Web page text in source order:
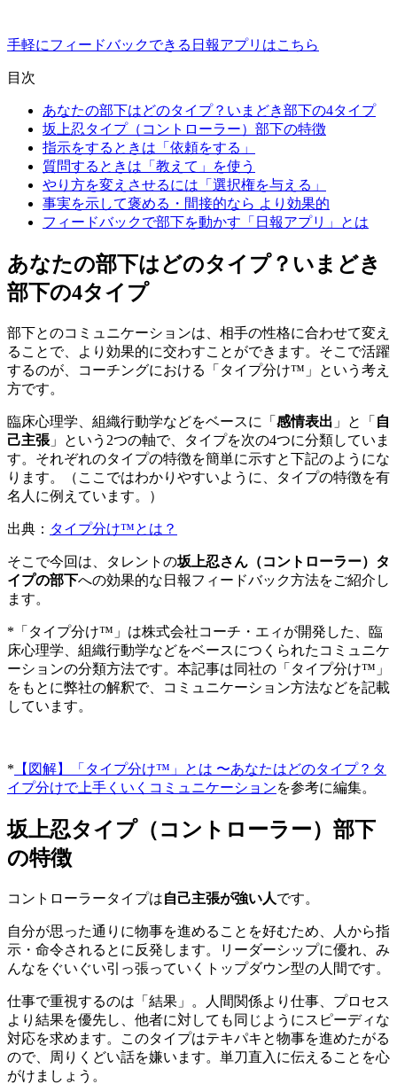
手軽にフィードバックできる日報アプリはこちら
目次
あなたの部下はどのタイプ？いまどき部下の4タイプ
坂上忍タイプ（コントローラー）部下の特徴
指示をするときは「依頼をする」
質問するときは「教えて」を使う
やり方を変えさせるには「選択権を与える」
事実を示して褒める・間接的なら より効果的
フィードバックで部下を動かす「日報アプリ」とは
あなたの部下はどのタイプ？ いまどき
部下の4タイプ
部下とのコミュニケーションは、相手の性格に合わせて変え
ることで、より効果的に交わすことができます。そこで活躍
するのが、コーチングにおける「タイプ分け™」という考え
方です。
臨床心理学、組織行動学などをベースに「 感情表出 」と「 自
己主張 」という2つの軸で、タイプを次の4つに分類していま
す。それぞれのタイプの特徴を簡単に示すと下記のようにな
ります。（ここではわかりやすいように、タイプの特徴を有
名人に例えています。）
出典： タイプ分け™とは？
そこで今回は、タレントの坂上忍さん（コントローラー）タ
イプの部下への効果的な日報フィードバック方法をご紹介し
ます。
*「タイプ分け™」は株式会社コーチ・エィが開発した、臨
床心理学、組織行動学などをベースにつくられたコミュニケ
ーションの分類方法です。本記事は同社の「タイプ分け™」
をもとに弊社の解釈で、コミュニケーション方法などを記載
しています。
* 【図解】「タイプ分け™」とは 〜あなたはどのタイプ？タ
イプ分けで上手くいくコミュニケーションを参考に編集。
坂上忍タイプ（コントローラー）部下
の特徴
コントローラータイプは自己主張が強い人です。
自分が思った通りに物事を進めることを好むため、人から指
示・命令されるとに反発します。リーダーシップに優れ、み
んなをぐいぐい引っ張っていくトップダウン型の人間です。
仕事で重視するのは「結果」。人間関係より仕事、プロセス
より結果を優先し、他者に対しても同じようにスピーディな
対応を求めます。このタイプはテキパキと物事を進めたがる
ので、周りくどい話を嫌います。単刀直入に伝えることを心
がけましょう。